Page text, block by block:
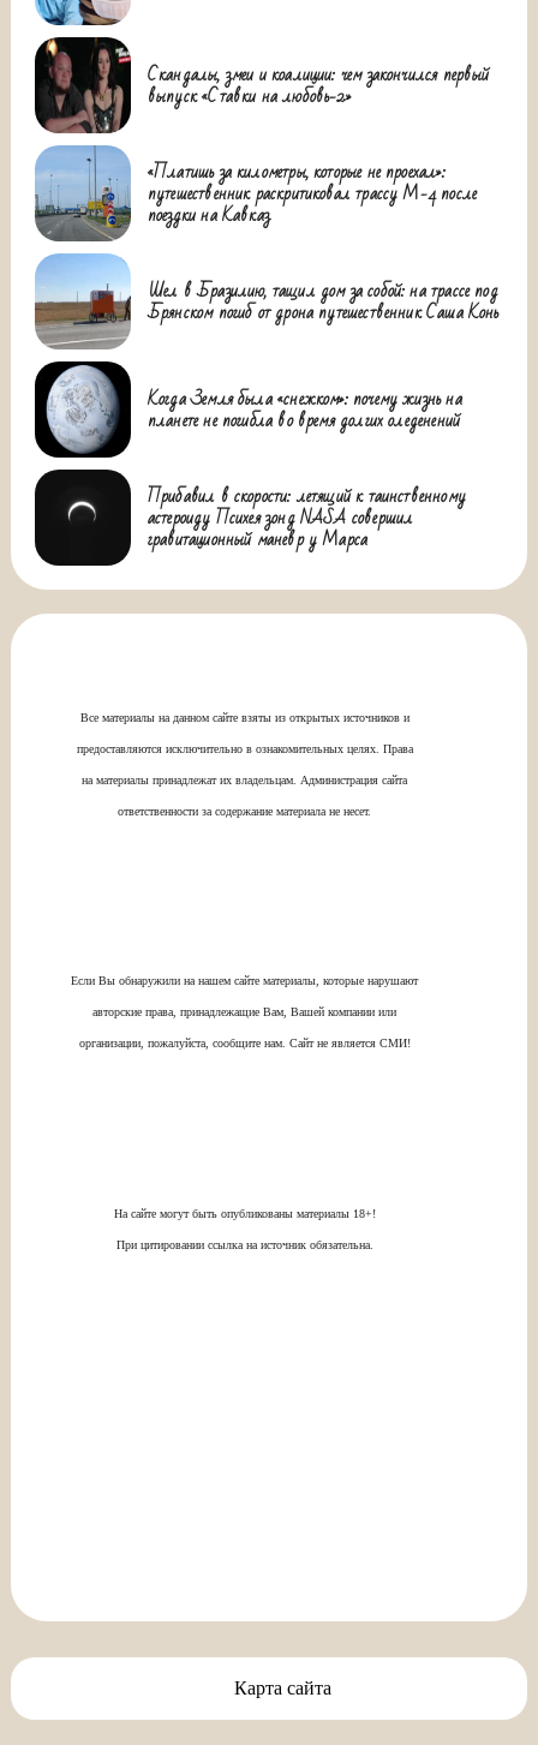
Скандалы, змеи и коалиции: чем закончился первый
выпуск «Ставки на любовь-2»
«Платишь за километры, которые не проехал»:
путешественник раскритиковал трассу М-4 после
поездки на Кавказ
Шел в Бразилию, тащил дом за собой: на трассе под
Брянском погиб от дрона путешественник Саша Конь
Когда Земля была «снежком»: почему жизнь на
планете не погибла во время долгих оледенений
Прибавил в скорости: летящий к таинственному
астероиду Психея зонд NASA совершил
гравитационный маневр у Марса
Все материалы на данном сайте взяты из открытых источников и
предоставляются исключительно в ознакомительных целях. Права
на материалы принадлежат их владельцам. Администрация сайта
ответственности за содержание материала не несет.
Если Вы обнаружили на нашем сайте материалы, которые нарушают
авторские права, принадлежащие Вам, Вашей компании или
организации, пожалуйста, сообщите нам. Сайт не является СМИ!
На сайте могут быть опубликованы материалы 18+!
При цитировании ссылка на источник обязательна.
Карта сайта